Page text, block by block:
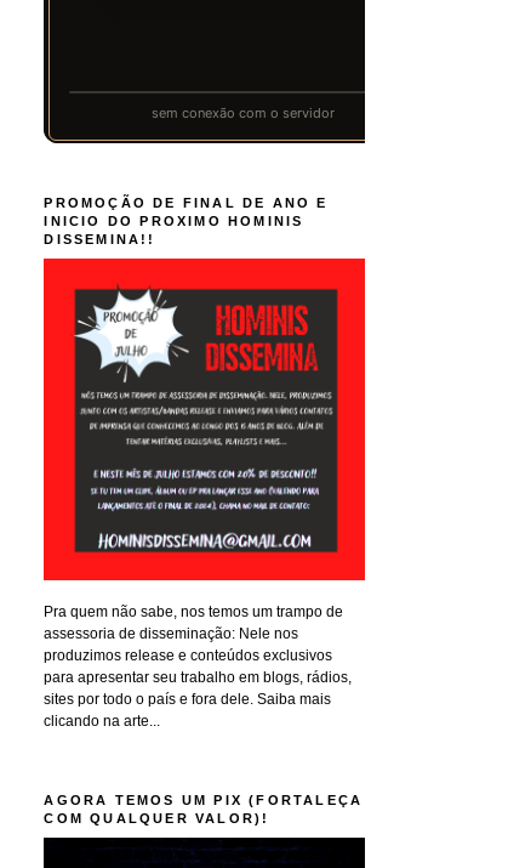
PROMOÇÃO DE FINAL DE ANO E
INICIO DO PROXIMO HOMINIS
DISSEMINA!!
Pra quem não sabe, nos temos um trampo de
assessoria de disseminação: Nele nos
produzimos release e conteúdos exclusivos
para apresentar seu trabalho em blogs, rádios,
sites por todo o país e fora dele. Saiba mais
clicando na arte...
AGORA TEMOS UM PIX (FORTALEÇA
COM QUALQUER VALOR)!